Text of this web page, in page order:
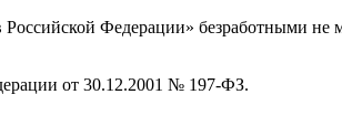
Федерации» безработными не
от 30.12.2001 № 197-ФЗ.